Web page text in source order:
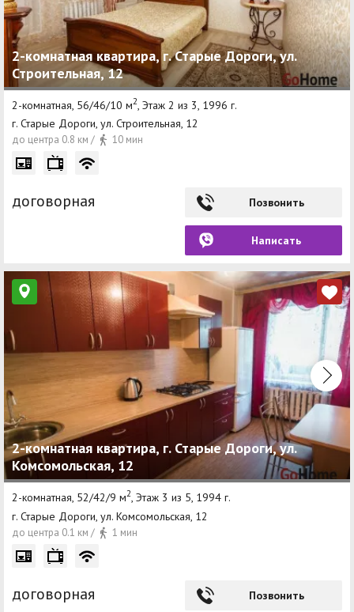
2-комнатная квартира, г. Старые Дороги, ул.
Строительная, 12
2-комнатная, 56/46/10 м2 , Этаж 2 из 3, 1996 г.
г. Старые Дороги, ул. Строительная, 12
до центра 0.8 км / 10 мин
договорная Позвонить
Написать
2-комнатная квартира, г. Старые Дороги, ул.
Комсомольская, 12
2-комнатная, 52/42/9 м2, Этаж 3 из 5, 1994 г.
г. Старые Дороги, ул. Комсомольская, 12
до центра 0.1 км / 1 мин
договорная Позвонить